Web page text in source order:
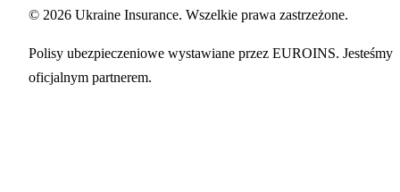
© 2026 Ukraine Insurance. Wszelkie prawa zastrzeżone.
Polisy ubezpieczeniowe wystawiane przez EUROINS. Jesteśmy
oficjalnym partnerem.